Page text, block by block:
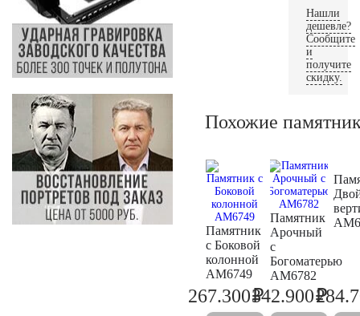
Нашли
дешевле?
Сообщите
и
получите
скидку.
Похожие
Памятник
с Боковой
колонной
AM6749
281.400
267.300₽
Памятник
Арочный
с
Богоматерью
AM6782
342.900₽